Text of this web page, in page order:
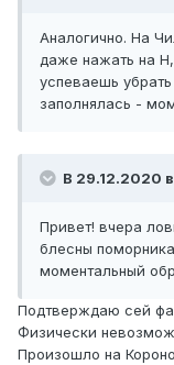
Аналогично. На
даже нажать на
успеваешь
заполнялась -
В 29.12.2020
Привет! вчера
блесны
моментальный
Подтверждаю сей
Физически
Произошло на